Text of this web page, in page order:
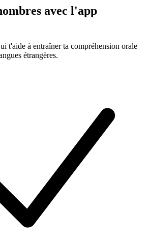
avec l'app
t'aide à entraîner ta compréhension orale
étrangères.